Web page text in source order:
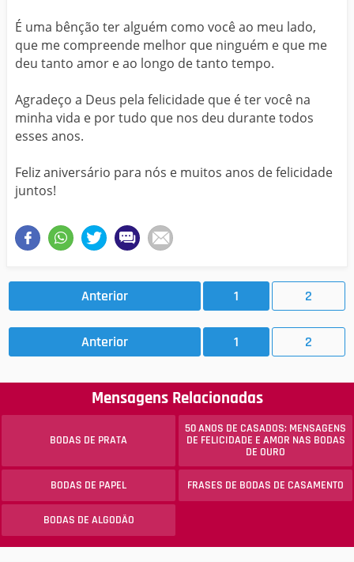
É uma bênção ter alguém como você ao meu lado,
que me compreende melhor que ninguém e que me
deu tanto amor e ao longo de tanto tempo.
Agradeço a Deus pela felicidade que é ter você na
minha vida e por tudo que nos deu durante todos
esses anos.
Feliz aniversário para nós e muitos anos de felicidade
juntos!
Anterior 1 2
Anterior 1 2
Mensagens Relacionadas
BODAS DE PRATA
50 ANOS DE CASADOS: MENSAGENS
DE FELICIDADE E AMOR NAS BODAS
DE OURO
BODAS DE PAPEL FRASES DE BODAS DE CASAMENTO
BODAS DE ALGODÃO